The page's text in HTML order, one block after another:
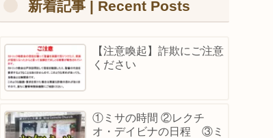
新着記事 | Recent Posts
【注意喚起】詐欺にご注意
ください
①ミサの時間 ②レクチ
オ・デイビナの日程 ③ミ